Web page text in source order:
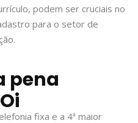
podem ser cruciais no
para o setor de
pena
fixa e a 4ª maior